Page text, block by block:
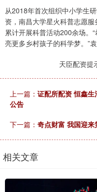
从2018年首次组织中小学生
资，南昌大学星火科普志愿
累计开展科普活动200余场。
亮更多乡村孩子的科学梦。”袁
天臣配资提
上一篇： 证配所配资 恒鑫
公告
下一篇： 奇点财富 我国迎
相关文章